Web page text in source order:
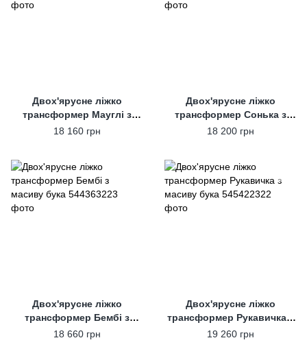
Двох'ярусне ліжко
трансформер Мауглі з
масиву бука
18 160 грн
Двох'ярусне ліжко
трансформер Сонька з
масиву бука
18 200 грн
Двох'ярусне ліжко
трансформер Бембі з
масиву бука
18 660 грн
Двох'ярусне ліжко
трансформер Рукавичка з
масиву бука
19 260 грн